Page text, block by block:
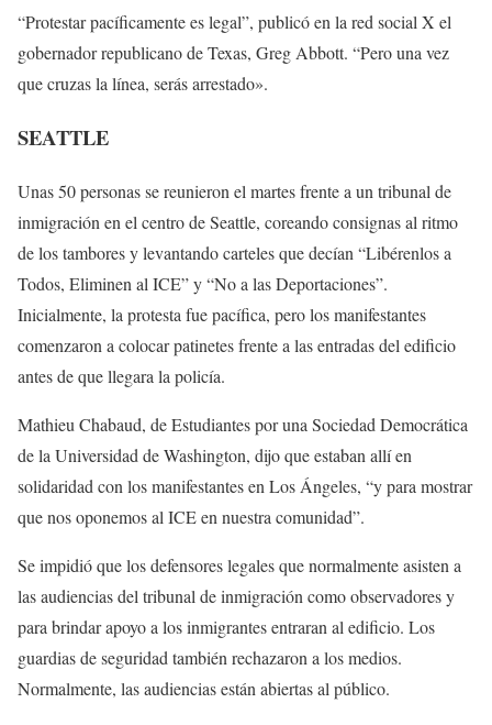
“Protestar pacíficamente es legal”, publicó en la red social X el
gobernador republicano de Texas, Greg Abbott. “Pero una vez
que cruzas la línea, serás arrestado».
SEATTLE
Unas 50 personas se reunieron el martes frente a un tribunal de
inmigración en el centro de Seattle, coreando consignas al ritmo
de los tambores y levantando carteles que decían “Libérenlos a
Todos, Eliminen al ICE” y “No a las Deportaciones”.
Inicialmente, la protesta fue pacífica, pero los manifestantes
comenzaron a colocar patinetes frente a las entradas del edificio
antes de que llegara la policía.
Mathieu Chabaud, de Estudiantes por una Sociedad Democrática
de la Universidad de Washington, dijo que estaban allí en
solidaridad con los manifestantes en Los Ángeles, “y para mostrar
que nos oponemos al ICE en nuestra comunidad”.
Se impidió que los defensores legales que normalmente asisten a
las audiencias del tribunal de inmigración como observadores y
para brindar apoyo a los inmigrantes entraran al edificio. Los
guardias de seguridad también rechazaron a los medios.
Normalmente, las audiencias están abiertas al público.